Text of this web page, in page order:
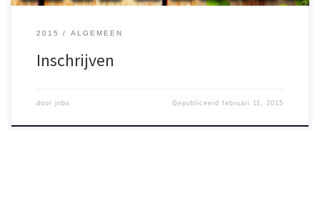
2015 ALGEMEEN
Inschrijven
door jnbs Gepubliceerdfebruari 11, 2015